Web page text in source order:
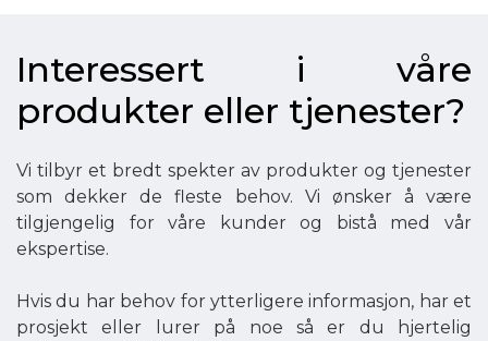
Interessert i våre
produkter eller tjenester?
Vi tilbyr et bredt spekter av produkter og tjenester
som dekker de fleste behov. Vi ønsker å være
tilgjengelig for våre kunder og bistå med vår
ekspertise.
Hvis du har behov for ytterligere informasjon, har et
prosjekt eller lurer på noe så er du hjertelig